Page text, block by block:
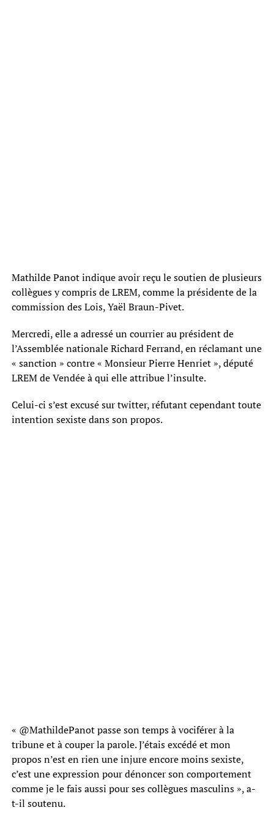
Mathilde Panot indique avoir reçu le soutien de plusieurs
collègues y compris de LREM, comme la présidente de la
commission des Lois, Yaël Braun-Pivet.
Mercredi, elle a adressé un courrier au président de
l’Assemblée nationale Richard Ferrand, en réclamant une
« sanction » contre « Monsieur Pierre Henriet », député
LREM de Vendée à qui elle attribue l’insulte.
Celui-ci s’est excusé sur twitter, réfutant cependant toute
intention sexiste dans son propos.
« @MathildePanot passe son temps à vociférer à la
tribune et à couper la parole. J’étais excédé et mon
propos n’est en rien une injure encore moins sexiste,
c’est une expression pour dénoncer son comportement
comme je le fais aussi pour ses collègues masculins », a-
t-il soutenu.